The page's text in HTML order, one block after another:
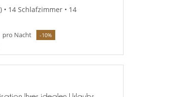
• 14 Schlafzimmer • 14
pro Nacht -10%